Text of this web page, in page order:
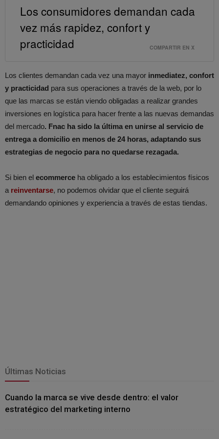
Los consumidores demandan cada
vez más rapidez, confort y
practicidad
COMPARTIR EN X
Los clientes demandan cada vez una mayor inmediatez, confort
y practicidad para sus operaciones a través de la web, por lo
que las marcas se están viendo obligadas a realizar grandes
inversiones en logística para hacer frente a las nuevas demandas
del mercado. Fnac ha sido la última en unirse al servicio de
entrega a domicilio en menos de 24 horas, adaptando sus
estrategias de negocio para no quedarse rezagada.
Si bien el ecommerce ha obligado a los establecimientos físicos
a reinventarse, no podemos olvidar que el cliente seguirá
demandando opiniones y experiencia a través de estas tiendas.
Últimas Noticias
Cuando la marca se vive desde dentro: el valor
estratégico del marketing interno